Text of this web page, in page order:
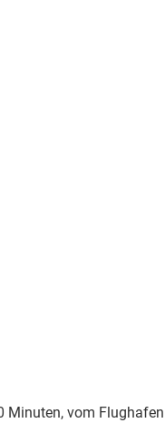
vom